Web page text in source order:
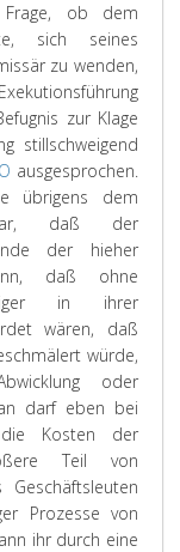
Frage, ob dem
sich seines
zu wenden,
zur Klage
stillschweigend
ausgesprochen.
übrigens dem
daß der
der hieher
daß ohne
in ihrer
wären, daß
würde,
oder
darf eben bei
Kosten der
Teil von
Prozesse von
ihr durch eine